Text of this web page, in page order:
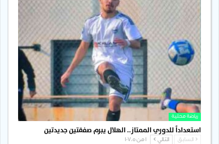
رياضة محلية
استعداداً للدوري الممتاز.. الهلال يبرم صفقتين جديدتين
السابق التالي